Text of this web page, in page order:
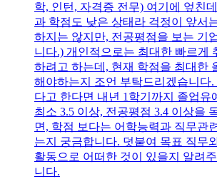
학, 인턴, 자격증 전무) 여기에 엎친
과 학점도 낮은 상태라 걱정이 앞서
하지는 않지만, 전공평점을 보는 기
니다.) 개인적으로는 최대한 빠르게
하려고 하는데, 현재 학점을 최대한
해야하는지 조언 부탁드리겠습니다.
다고 한다면 내년 1학기까지 졸업유
최소 3.5 이상, 전공평점 3.4 이상을
면, 학점 보다는 어학능력과 직무관
는지 궁금합니다. 덧붙여 목표 직무
활동으로 어떠한 것이 있을지 알려
니다.